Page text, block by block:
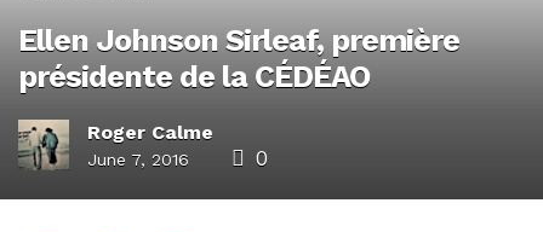
Ellen Johnson Sirleaf, première
présidente de la CÉDÉAO
Roger Calme
June 7, 2016 0